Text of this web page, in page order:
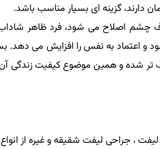
دارند، گزینه ای بسیار مناسب باشد.
چشم اصلاح می شود، فرد ظاهر
و اعتماد به نفس را افزایش می دهد.
شده و همین موضوع کیفیت زندگی آن
، جراحی لیفت شقیقه و غیره از